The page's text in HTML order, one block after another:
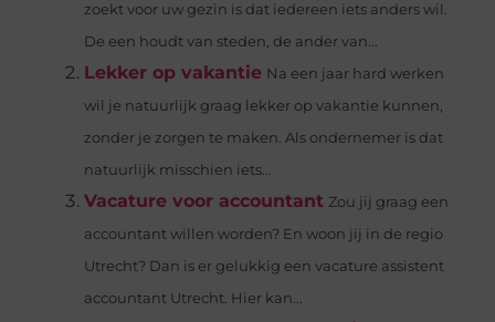
zoekt voor uw gezin is dat iedereen iets anders wil.
De een houdt van steden, de ander van...
Lekker op vakantie Na een jaar hard werken
wil je natuurlijk graag lekker op vakantie kunnen,
zonder je zorgen te maken. Als ondernemer is dat
natuurlijk misschien iets...
Vacature voor accountant Zou jij graag een
accountant willen worden? En woon jij in de regio
Utrecht? Dan is er gelukkig een vacature assistent
accountant Utrecht. Hier kan...